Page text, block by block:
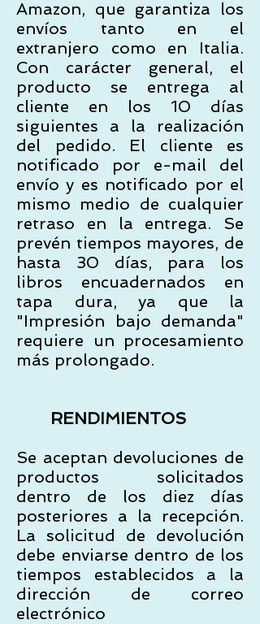
Amazon, que garantiza los
envíos tanto en el
extranjero como en Italia.
Con carácter general, el
producto se entrega al
cliente en los 10 días
siguientes a la realización
del pedido. El cliente es
notificado por e-mail del
envío y es notificado por el
mismo medio de cualquier
retraso en la entrega. Se
prevén tiempos mayores, de
hasta 30 días, para los
libros encuadernados en
tapa dura, ya que la
"Impresión bajo demanda"
requiere un procesamiento
más prolongado.
RENDIMIENTOS
Se aceptan devoluciones de
productos solicitados
dentro de los diez días
posteriores a la recepción.
La solicitud de devolución
debe enviarse dentro de los
tiempos establecidos a la
dirección de correo
electrónico